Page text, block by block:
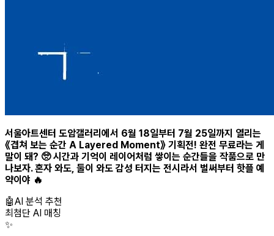
서울아트센터 도암갤러리에서 6월 18일부터 7월 25일까지 열리는
《겹쳐 보는 순간 A Layered Moment》 기획전! 완전 무료라는 게
말이 돼? 🥺 시간과 기억이 레이어처럼 쌓이는 순간들을 작품으로 만
나보자. 혼자 와도, 둘이 와도 감성 터지는 전시라서 벌써부터 핫플 예
약이야 🔥
🤖AI 분석 추천
최첨단 AI 매칭
✨